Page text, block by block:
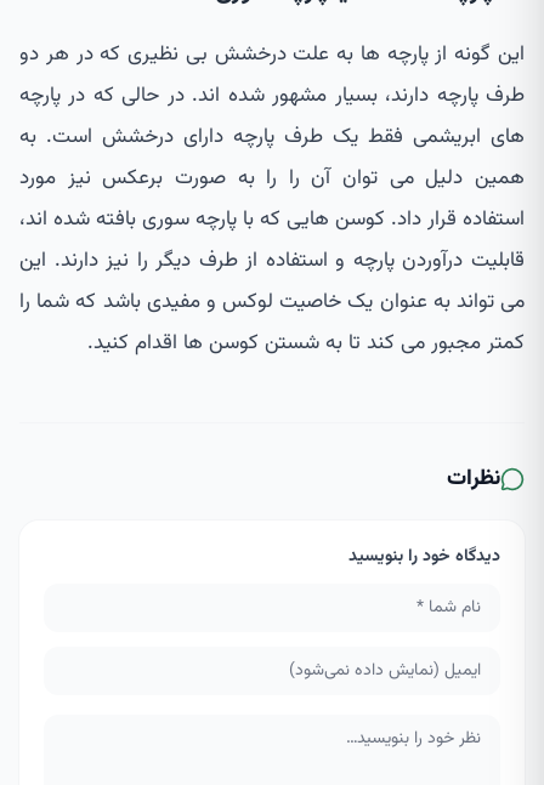
این گونه از پارچه ها به علت درخشش بی نظیری که در هر دو
طرف پارچه دارند، بسیار مشهور شده اند. در حالی که در پارچه
های ابریشمی فقط یک طرف پارچه دارای درخشش است. به
همین دلیل می توان آن را را به صورت برعکس نیز مورد
استفاده قرار داد. کوسن هایی که با پارچه سوری بافته شده اند،
قابلیت درآوردن پارچه و استفاده از طرف دیگر را نیز دارند. این
می تواند به عنوان یک خاصیت لوکس و مفیدی باشد که شما را
کمتر مجبور می کند تا به شستن کوسن ها اقدام کنید.
نظرات
دیدگاه خود را بنویسید